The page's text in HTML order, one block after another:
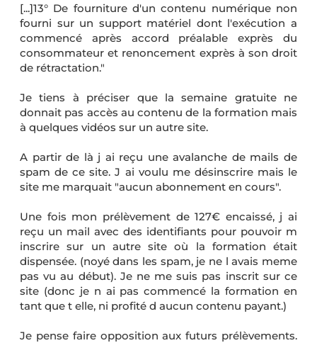
[...]13° De fourniture d'un contenu numérique non
fourni sur un support matériel dont l'exécution a
commencé après accord préalable exprès du
consommateur et renoncement exprès à son droit
de rétractation."
Je tiens à préciser que la semaine gratuite ne
donnait pas accès au contenu de la formation mais
à quelques vidéos sur un autre site.
A partir de là j ai reçu une avalanche de mails de
spam de ce site. J ai voulu me désinscrire mais le
site me marquait "aucun abonnement en cours".
Une fois mon prélèvement de 127€ encaissé, j ai
reçu un mail avec des identifiants pour pouvoir m
inscrire sur un autre site où la formation était
dispensée. (noyé dans les spam, je ne l avais meme
pas vu au début). Je ne me suis pas inscrit sur ce
site (donc je n ai pas commencé la formation en
tant que t elle, ni profité d aucun contenu payant.)
Je pense faire opposition aux futurs prélèvements.